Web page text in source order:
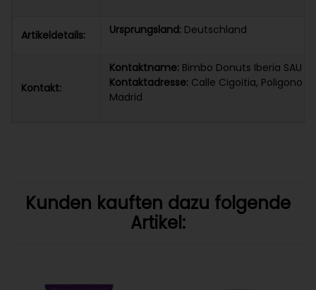
Artikeldetails: Ursprungsland: Deutschland
Kontakt:
Kontaktname: Bimbo Donuts Iberia SAU
Kontaktadresse: Calle Cigoitia, Poligono
Madrid
Kunden kauften dazu folgende
Artikel: